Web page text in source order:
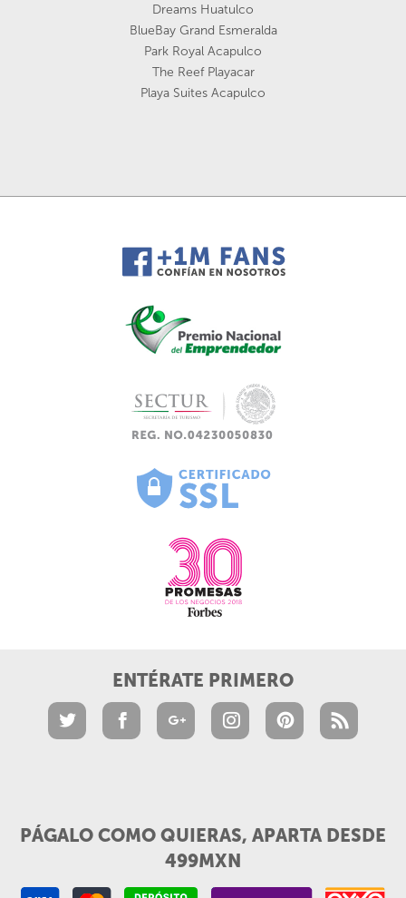
Dreams Huatulco
BlueBay Grand Esmeralda
Park Royal Acapulco
The Reef Playacar
Playa Suites Acapulco
ENTÉRATE PRIMERO
PÁGALO COMO QUIERAS, APARTA DESDE
499MXN